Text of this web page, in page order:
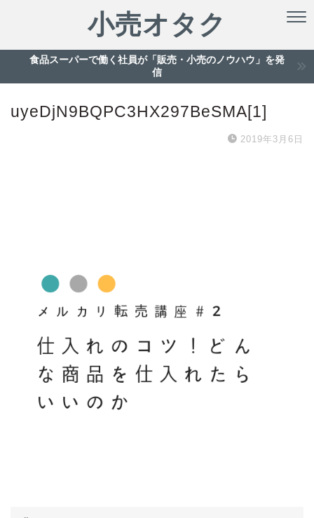
小売オタク
食品スーパーで働く社員が「販売・小売のノウハウ」を発
信
uyeDjN9BQPC3HX297BeSMA[1]
2019年3月6日